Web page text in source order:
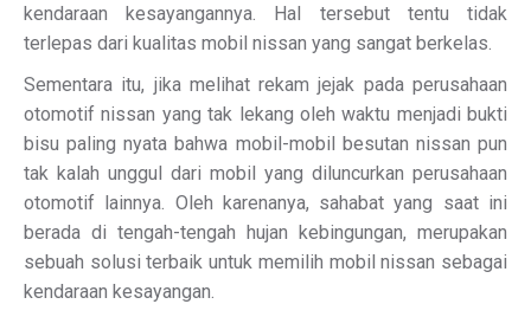
kendaraan kesayangannya. Hal tersebut tentu tidak
terlepas dari kualitas mobil nissan yang sangat berkelas.
Sementara itu, jika melihat rekam jejak pada perusahaan
otomotif nissan yang tak lekang oleh waktu menjadi bukti
bisu paling nyata bahwa mobil-mobil besutan nissan pun
tak kalah unggul dari mobil yang diluncurkan perusahaan
otomotif lainnya. Oleh karenanya, sahabat yang saat ini
berada di tengah-tengah hujan kebingungan, merupakan
sebuah solusi terbaik untuk memilih mobil nissan sebagai
kendaraan kesayangan.